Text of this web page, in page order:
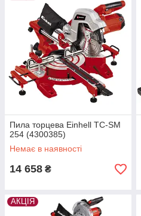
Пила торцева Einhell TC-SM
254 (4300385)
Немає в наявності
14 658 ₴
АКЦІЯ